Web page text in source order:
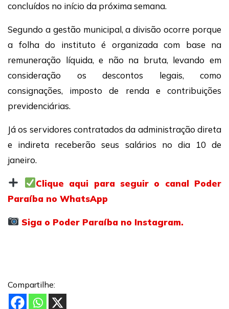
concluídos no início da próxima semana.
Segundo a gestão municipal, a divisão ocorre porque
a folha do instituto é organizada com base na
remuneração líquida, e não na bruta, levando em
consideração os descontos legais, como
consignações, imposto de renda e contribuições
previdenciárias.
Já os servidores contratados da administração direta
e indireta receberão seus salários no dia 10 de
janeiro.
Clique aqui para seguir o canal Poder
Paraíba no WhatsApp
Siga o Poder Paraíba no Instagram.
Compartilhe: